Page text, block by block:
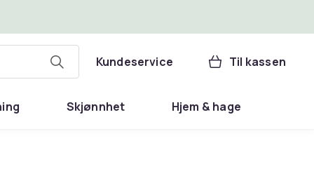
Kundeservice Til kassen
Skjønnhet Hjem & hage